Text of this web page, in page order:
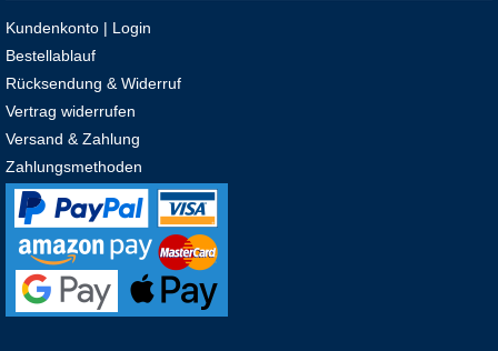
Kundenkonto | Login
Bestellablauf
Rücksendung & Widerruf
Vertrag widerrufen
Versand & Zahlung
Zahlungsmethoden